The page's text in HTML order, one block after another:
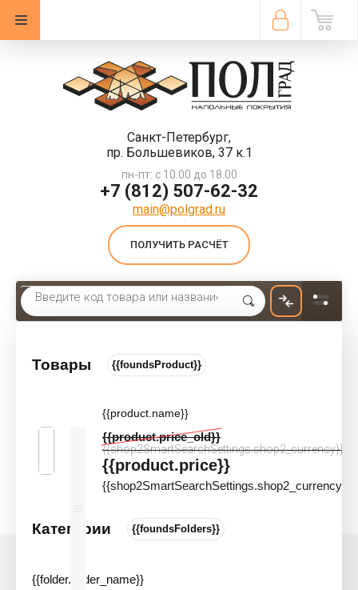
Санкт-Петербург,
пр. Большевиков, 37 к.1
пн-пт: с 10.00 до 18.00
+7 (812) 507-62-32
main@polgrad.ru
ПОЛУЧИТЬ РАСЧЁТ
Товары {{foundsProduct}}
{{product.name}}
{{product.price_old}}
{{shop2SmartSearchSettings.shop2_currency}}
{{product.price}}
{{shop2SmartSearchSettings.shop2_currency}}
Категории {{foundsFolders}}
{{folder.folder_name}}
Акции и скидки
Upofloor